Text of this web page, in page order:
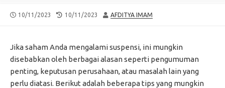
PUBLISHED
10/11/2023
LAST
10/11/2023 AUTHOR
AFDITYA IMAM
Jika saham Anda mengalami suspensi, ini mungkin
disebabkan oleh berbagai alasan seperti pengumuman
penting, keputusan perusahaan, atau masalah lain yang
perlu diatasi. Berikut adalah beberapa tips yang mungkin